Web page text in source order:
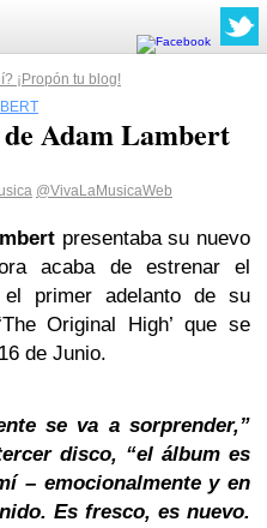
¡Propón tu blog!
Adam Lambert
@VivaLaMusicaWeb
presentaba su nuevo
acaba de estrenar el
el primer adelanto de su
Original High’ que se
de Junio.
se va a sorprender,”
disco, “el álbum es
– emocionalmente y en
Es fresco, es nuevo.